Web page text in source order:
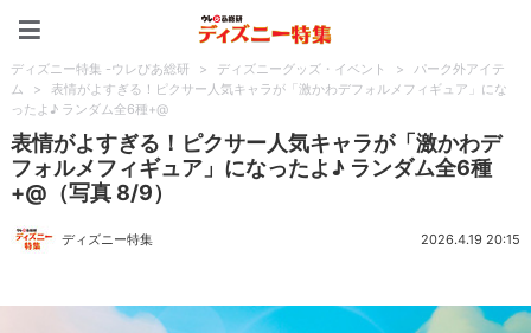
ディズニー特集 -ウレぴあ総研 > ディズニーグッズ・イベント >
パーク外アイテ
ム
>
表情がよすぎる！ピクサー人気キャラが「激かわデフォルメフィギュア」にな
ったよ♪ ランダム全6種+@
表情がよすぎる！ピクサー人気キャラが「激かわデ
フォルメフィギュア」になったよ♪ ランダム全6種
+@（写真 8/9）
ディズニー特集 2026.4.19 20:15